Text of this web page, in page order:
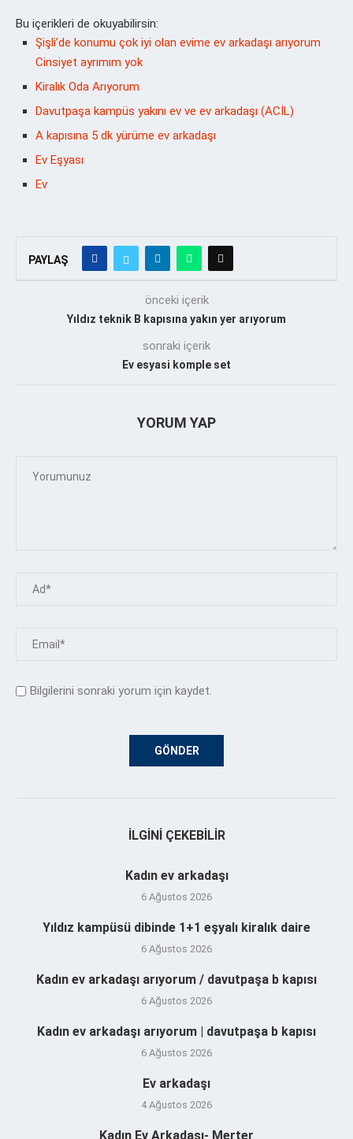
Bu içerikleri de okuyabilirsin:
Şişli’de konumu çok iyi olan evime ev arkadaşı arıyorum
Cinsiyet ayrımım yok
Kiralık Oda Arıyorum
Davutpaşa kampüs yakını ev ve ev arkadaşı (ACİL)
A kapısına 5 dk yürüme ev arkadaşı
Ev Eşyası
Ev
PAYLAŞ
önceki içerik
Yıldız teknik B kapısına yakın yer arıyorum
sonraki içerik
Ev esyasi komple set
YORUM YAP
Bilgilerini sonraki yorum için kaydet.
İLGINI ÇEKEBILIR
Kadın ev arkadaşı
6 Ağustos 2026
Yıldız kampüsü dibinde 1+1 eşyalı kiralık daire
6 Ağustos 2026
Kadın ev arkadaşı arıyorum / davutpaşa b kapısı
6 Ağustos 2026
Kadın ev arkadaşı arıyorum | davutpaşa b kapısı
6 Ağustos 2026
Ev arkadaşı
4 Ağustos 2026
Kadın Ev Arkadaşı- Merter